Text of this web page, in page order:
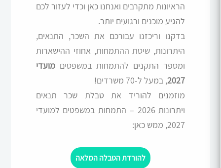
הראיונות מתקרבים ואנחנו כאן וכדי לעזור לכם
להגיע מוכנים ורגועים יותר.
בדקנו וריכזנו עבורכם את השכר, התנאים,
היתרונות, שיטת ההתמחות, אחוזי ההישארות
ומספר התקנים להתמחות במשפטים מועדי
2027, במעל ל-70 משרדים!
מוזמנים להוריד את טבלת שכר תנאים
ויתרונות 2026 – התמחות במשפטים למועדי
2027, ממש כאן:
להורדתהטבלה המלאה